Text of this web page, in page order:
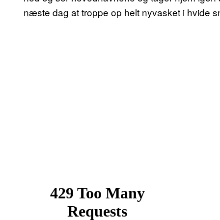
næste dag at troppe op helt nyvasket i hvide